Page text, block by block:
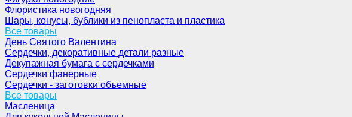
Флористика новогодняя
Шары, конусы, бублики из пенопласта и пластика
Все товары
День Святого Валентина
Сердечки, декоративные детали разные
Декупажная бумага с сердечками
Сердечки фанерные
Сердечки - заготовки объемные
Все товары
Масленица